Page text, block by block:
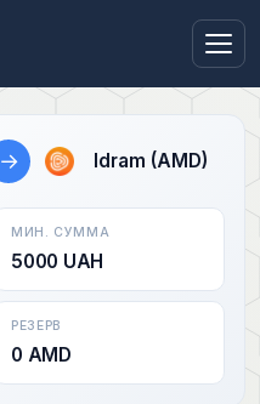
→ Idram (AMD)
МИН. СУММА
5000 UAH
РЕЗЕРВ
0 AMD